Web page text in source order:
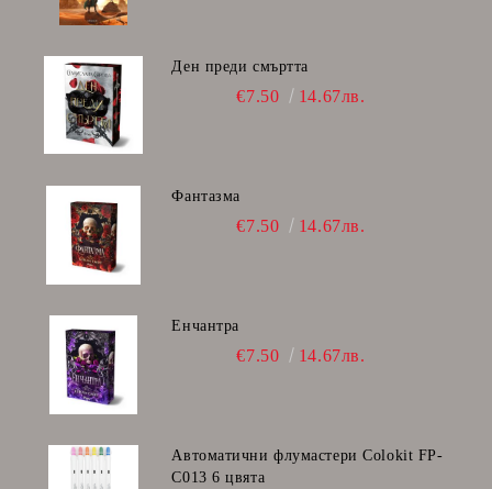
Ден преди смъртта
€7.50 14.67лв.
Фантазма
€7.50 14.67лв.
Енчантра
€7.50 14.67лв.
Автоматични флумастери Colokit FP-
C013 6 цвята